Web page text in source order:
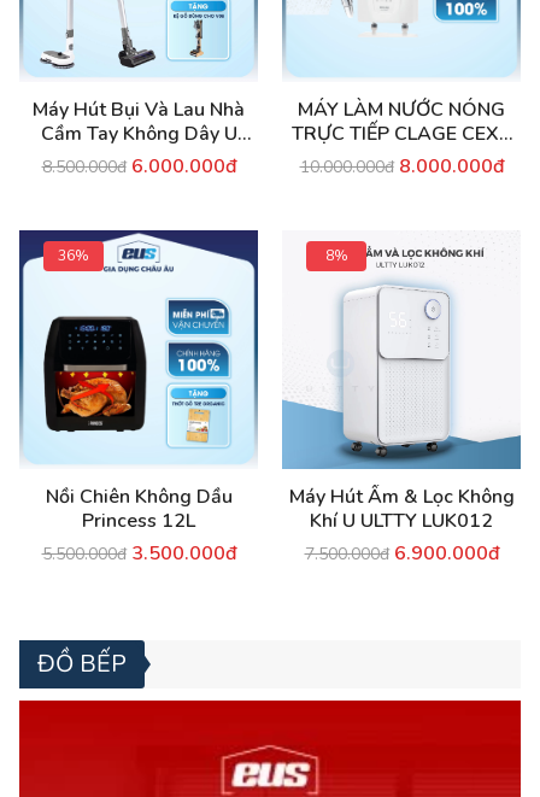
Máy Hút Bụi Và Lau Nhà
Cầm Tay Không Dây U
ULTTY V08
8.500.000đ 6.000.000đ
MÁY LÀM NƯỚC NÓNG
TRỰC TIẾP CLAGE CEX9
PLUS
10.000.000đ 8.000.000đ
36%
Nồi Chiên Không Dầu
Princess 12L
5.500.000đ 3.500.000đ
8%
Máy Hút Ẩm & Lọc Không
Khí U ULTTY LUK012
7.500.000đ 6.900.000đ
ĐỒ BẾP